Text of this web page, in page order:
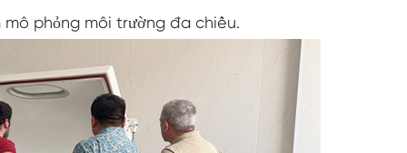
Bấc ướt cho buồng kiểm tra độ ẩm
Buồng đo độ cao
Buồng độ ẩm
phỏng môi trường đa chiều.